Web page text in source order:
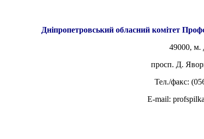
Дніпропетровський обласний комітет
49000, м.
просп. Д.
Тел./факс:
E-mail: